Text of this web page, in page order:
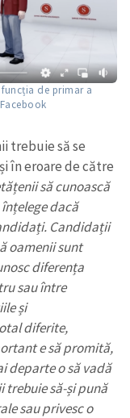
ZdG
de primar a
trebuie să se
în eroare de către
să cunoască
dacă
Candidații
oamenii sunt
diferența
sau între
și
diferite,
e să promită,
departe o să vadă
trebuie să-și pună
sau privesc o